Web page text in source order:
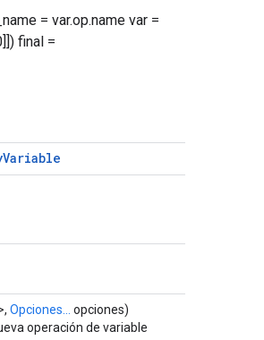
= var.op.name var =
final =
Variable
Opciones...
opciones)
operación de variable